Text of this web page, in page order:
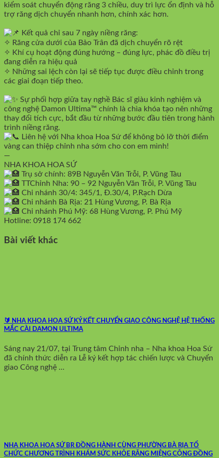
kiểm soát chuyển động răng 3 chiều, duy trì lực ổn định và hỗ
trợ răng dịch chuyển nhanh hơn, chính xác hơn.
Kết quả chỉ sau 7 ngày niềng răng:
✧ Răng cửa dưới của Bảo Trân đã dịch chuyển rõ rệt
✧ Khí cụ hoạt động đúng hướng – đúng lực, phác đồ điều trị
đang diễn ra hiệu quả
✧ Những sai lệch còn lại sẽ tiếp tục được điều chỉnh trong
các giai đoạn tiếp theo.
Sự phối hợp giữa tay nghề Bác sĩ giàu kinh nghiệm và
công nghệ Damon Ultima™ chính là chìa khóa tạo nên những
thay đổi tích cực, bắt đầu từ những bước đầu tiên trong hành
trình niềng răng.
Liên hệ với Nha khoa Hoa Sứ để không bỏ lỡ thời điểm
vàng can thiệp chỉnh nha sớm cho con em mình!
—
NHA KHOA HOA SỨ
Trụ sở chính: 89B Nguyễn Văn Trỗi, P. Vũng Tàu
TTChỉnh Nha: 90 – 92 Nguyễn Văn Trỗi, P. Vũng Tàu
Chi nhánh 30/4: 345/1, Đ.30/4, P.Rạch Dừa
Chi nhánh Bà Rịa: 21 Hùng Vương, P. Bà Rịa
Chi nhánh Phú Mỹ: 68 Hùng Vương, P. Phú Mỹ
Hotline: 0918 174 662
Bài viết khác
🔰 NHA KHOA HOA SỨ KÝ KẾT CHUYỂN GIAO CÔNG NGHỆ HỆ THỐNG
MẮC CÀI DAMON ULTIMA
Sáng nay 21/07, tại Trung tâm Chỉnh nha – Nha khoa Hoa Sứ
đã chính thức diễn ra Lễ ký kết hợp tác chiến lược và Chuyển
giao Công nghệ ...
NHA KHOA HOA SỨ BR ĐỒNG HÀNH CÙNG PHƯỜNG BÀ RỊA TỔ
CHỨC CHƯƠNG TRÌNH KHÁM SỨC KHỎE RĂNG MIỆNG CỘNG ĐỒNG